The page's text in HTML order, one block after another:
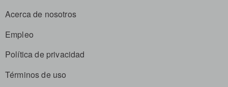
Acerca de nosotros
Empleo
Política de privacidad
Términos de uso